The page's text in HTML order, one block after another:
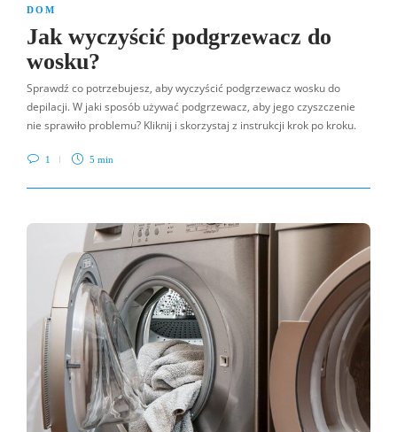
DOM
Jak wyczyścić podgrzewacz do
wosku?
Sprawdź co potrzebujesz, aby wyczyścić podgrzewacz wosku do
depilacji. W jaki sposób używać podgrzewacz, aby jego czyszczenie
nie sprawiło problemu? Kliknij i skorzystaj z instrukcji krok po kroku.
1 5 min